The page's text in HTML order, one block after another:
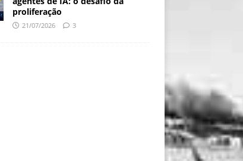
proliferação
21/07/2026 3